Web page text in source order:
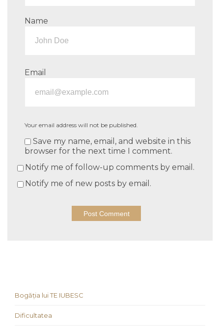
Name
Email
Your email address will not be published.
Save my name, email, and website in this
browser for the next time I comment.
Notify me of follow-up comments by email.
Notify me of new posts by email.
Bogăția lui TE IUBESC
Dificultatea